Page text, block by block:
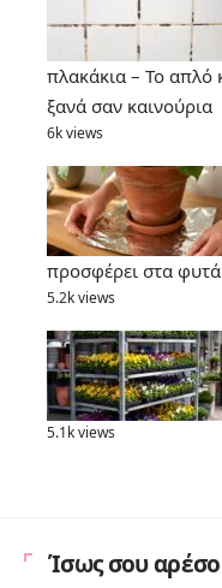
πλακάκια – Το απλό
ξανά σαν καινούρια
6k views
προσφέρει στα φυτά
5.2k views
5.1k views
Ίσως σου